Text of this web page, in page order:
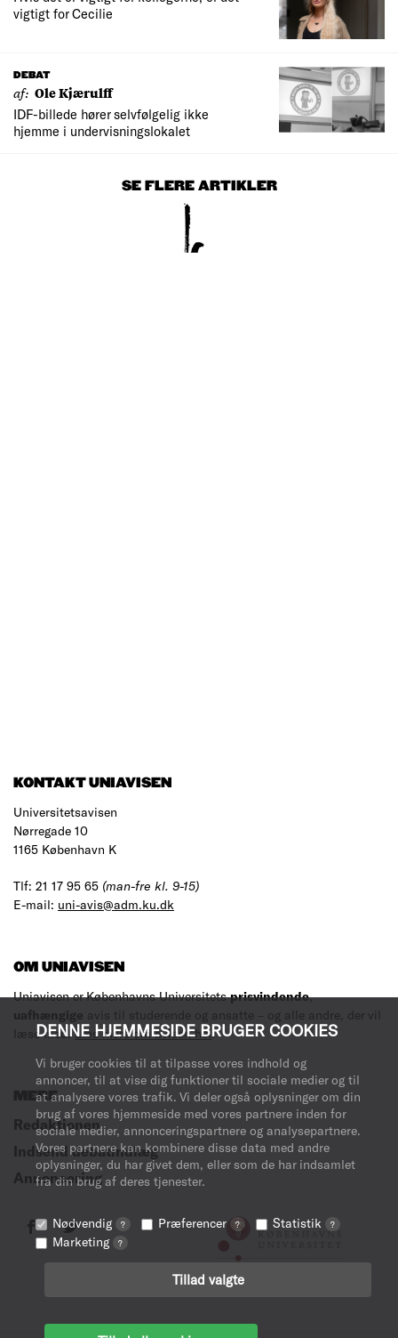
DENNE HJEMMESIDE BRUGER COOKIES
Vi bruger cookies til at tilpasse vores indhold og
annoncer, til at vise dig funktioner til sociale medier og til
at analysere vores trafik. Vi deler også oplysninger om din
brug af vores hjemmeside med vores partnere inden for
sociale medier, annonceringspartnere og analysepartnere.
Vores partnere kan kombinere disse data med andre
oplysninger, du har givet dem, eller som de har indsamlet
fra din brug af deres tjenester.
Nødvendig ? Præferencer ? Statistik ?
Marketing ?
Tillad valgte
vigtigt for Cecilie
DEBAT
af: Ole Kjærulff
IDF-billede hører selvfølgelig ikke
hjemme i undervisningslokalet
SE FLERE ARTIKLER
KONTAKT UNIAVISEN
Universitetsavisen
Nørregade 10
1165 København K
Tlf: 21 17 95 65 (man-fre kl. 9-15)
E-mail: uni-avis@adm.ku.dk
OM UNIAVISEN
Uniavisen er Københavns Universitetsprisvindende,
uafhængige avis til studerende og ansatte – og alle andre, der vil
læse med.Læs mere om avisen her.
MERE
Redaktionen
Indsend debatindlæg
Annoncering